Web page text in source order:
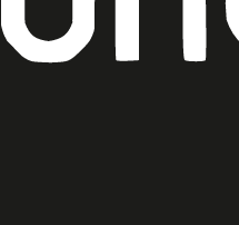
политикой обработки